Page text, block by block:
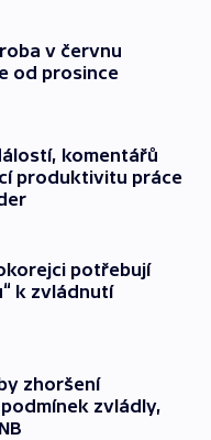
v červnu
od prosince
komentářů
produktivitu práce
potřebují
k zvládnutí
zhoršení
zvládly,